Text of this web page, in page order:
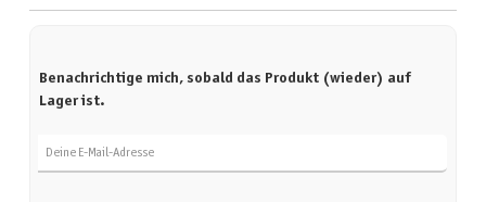
Benachrichtige mich, sobald das Produkt (wieder) auf
Lager ist.